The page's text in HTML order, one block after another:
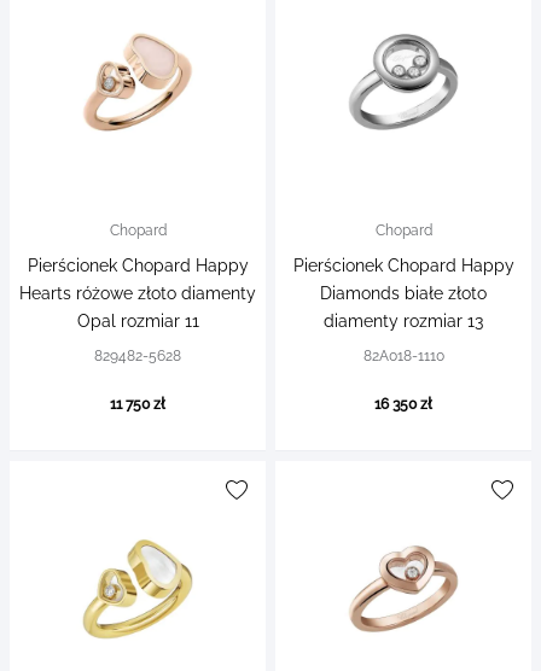
Chopard
Pierścionek Chopard Happy
Hearts różowe złoto diamenty
Opal rozmiar 11
829482-5628
11 750 zł
Chopard
Pierścionek Chopard Happy
Diamonds białe złoto
diamenty rozmiar 13
82A018-1110
16 350 zł